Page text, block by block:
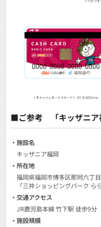
■ご参考 「キッザニア
・施設名
キッザニア福岡
・所在地
福岡県福岡市博多区那珂六丁
「三井ショッピングパーク ら
・交通アクセス
JR鹿児島本線 竹下駅 徒歩9分
・施設規模